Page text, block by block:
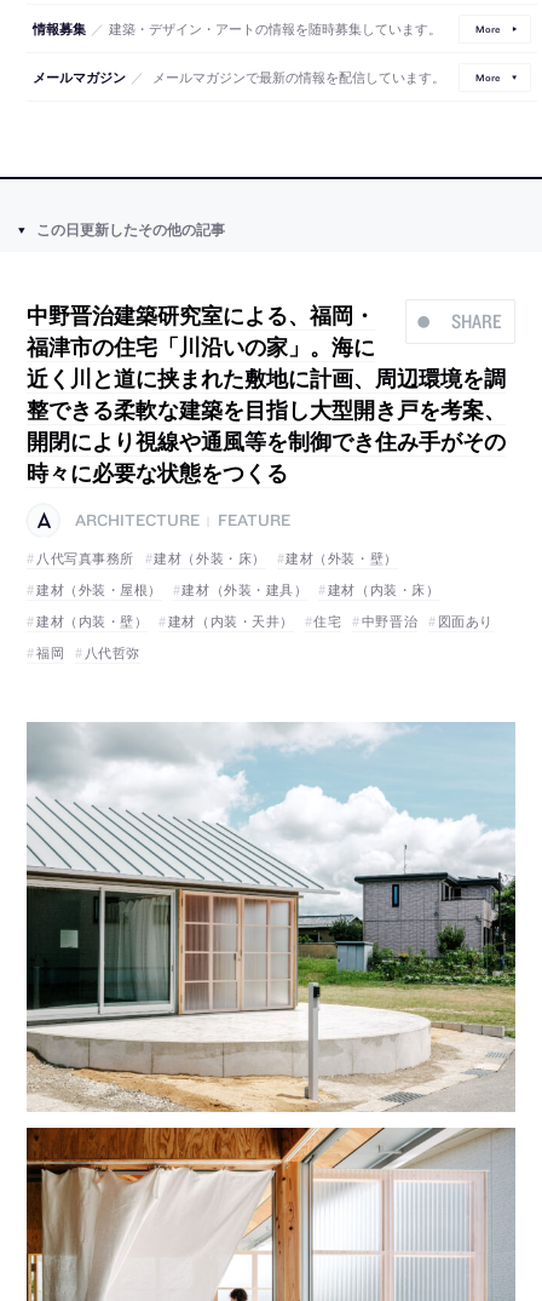
情報募集 ／ 建築・デザイン・アートの情報を随時募集しています。 More
メールマガジン ／ メールマガジンで最新の情報を配信しています。 More
この日更新したその他の記事
SHARE
中野晋治建築研究室による、福岡・
福津市の住宅「川沿いの家」。海に
近く川と道に挟まれた敷地に計画、周辺環境を調
整できる柔軟な建築を目指し大型開き戸を考案、
開閉により視線や通風等を制御でき住み手がその
時々に必要な状態をつくる
ARCHITECTURE
FEATURE
八代写真事務所
建材（外装・床）
建材（外装・壁）
建材（外装・屋根）
建材（外装・建具）
建材（内装・床）
建材（内装・壁）
建材（内装・天井） 住宅 中野晋治
図面あり
福岡
八代哲弥